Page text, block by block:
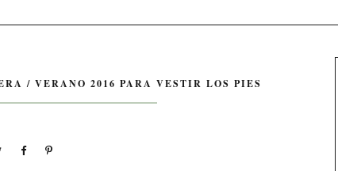
/ VERANO 2016 PARA VESTIR LOS PIES